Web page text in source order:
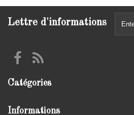
Lettre d'informations
Catégories
Informations